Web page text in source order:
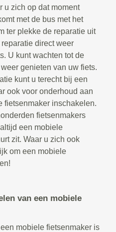
u zich op dat moment
met de bus met het
ter plekke de reparatie uit
direct weer
U kunt wachten tot de
genieten van uw fiets.
kunt u terecht bij een
ook voor onderhoud aan
fietsenmaker inschakelen.
fietsenmakers
een mobiele
zit. Waar u zich ook
om een mobiele
van een mobiele
mobiele fietsenmaker is